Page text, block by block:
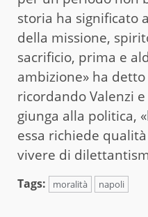
storia ha significato
della missione,
sacrificio, prima e
ambizione» ha
ricordando Valenzi
giunga alla politica,
essa richiede
vivere di
Tags: moralità napoli